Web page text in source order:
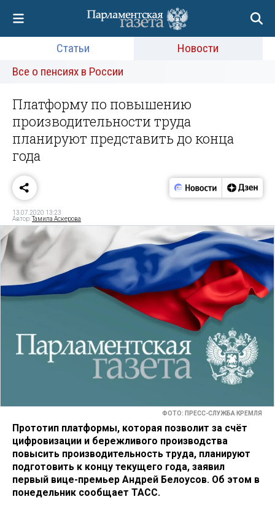
Статьи
Новости
Все о пенсиях в России
Платформу по повышению
производительности труда
планируют представить до конца
года
13.07.2020 13:23
Автор:Тамила Аскерова
ФОТО: ПРЕСС-СЛУЖБА КРЕМЛЯ
Прототип платформы, которая позволит за счёт
цифровизации и бережливого производства
повысить производительность труда, планируют
подготовить к концу текущего года, заявил
первый вице-премьер Андрей Белоусов. Об этом в
понедельник сообщает ТАСС.